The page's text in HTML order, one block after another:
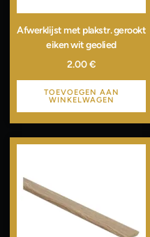
Afwerklijst met plakstr. gerookt
eiken wit geolied
2.00€
TOEVOEGEN AAN
WINKELWAGEN